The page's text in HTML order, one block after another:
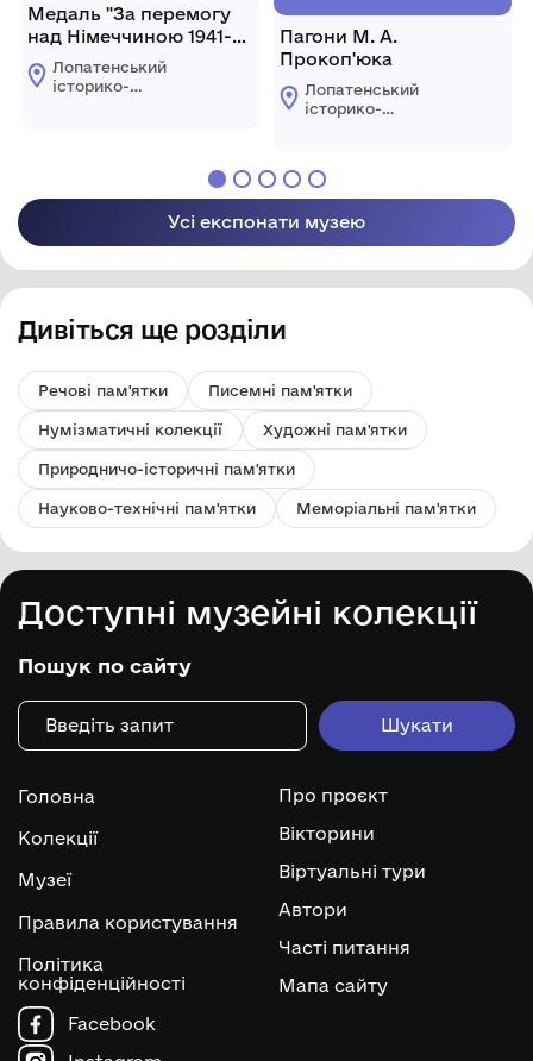
Медаль "За перемогу
над Німеччиною 1941-
1945 рр."
Лопатенський
історико-
Пагони М. А.
Прокоп'юка
Лопатенський
історико-
Усі експонати музею
Дивіться ще розділи
Речові пам'ятки Писемні пам'ятки
Нумізматичні колекції Художні пам'ятки
Природничо-історичні пам'ятки
Науково-технічні пам'ятки Меморіальні пам'ятки
Доступні музейні колекції
Пошук по сайту
Головна
Колекції
Музеї
Правила користування
Політика
конфіденційності
Про проєкт
Вікторини
Віртуальні тури
Автори
Часті питання
Мапа сайту
Facebook